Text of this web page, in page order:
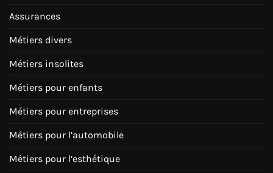
Assurances
Métiers divers
Métiers insolites
Métiers pour enfants
Métiers pour entreprises
Métiers pour l’automobile
Métiers pour l’esthétique